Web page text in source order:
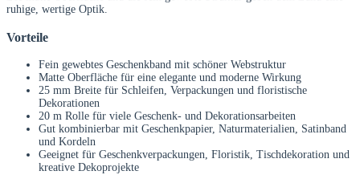
ruhige, wertige Optik.
Vorteile
Fein gewebtes Geschenkband mit schöner Webstruktur
Matte Oberfläche für eine elegante und moderne Wirkung
25 mm Breite für Schleifen, Verpackungen und floristische
Dekorationen
20 m Rolle für viele Geschenk- und Dekorationsarbeiten
Gut kombinierbar mit Geschenkpapier, Naturmaterialien, Satinband
und Kordeln
Geeignet für Geschenkverpackungen, Floristik, Tischdekoration und
kreative Dekoprojekte